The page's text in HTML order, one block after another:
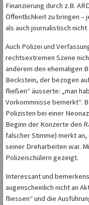
Finanzierung durch z.B.
Öffentlichkeit zu bringen –
als auch journalistisch
Auch Polizei und
rechtsextremen Szene
anderem den ehemaligen
Beckstein, der bezogen
fließen“ äusserte: „man
Vorkommnisse bemerkt“.
Polizisten bei einer
Beginn der Konzerte den
falscher Stimme) merkt
seiner Dreharbeiten war.
Polizeischülern gezeigt.
Interessant und
augenscheinlich nicht an
fliessen“ und die